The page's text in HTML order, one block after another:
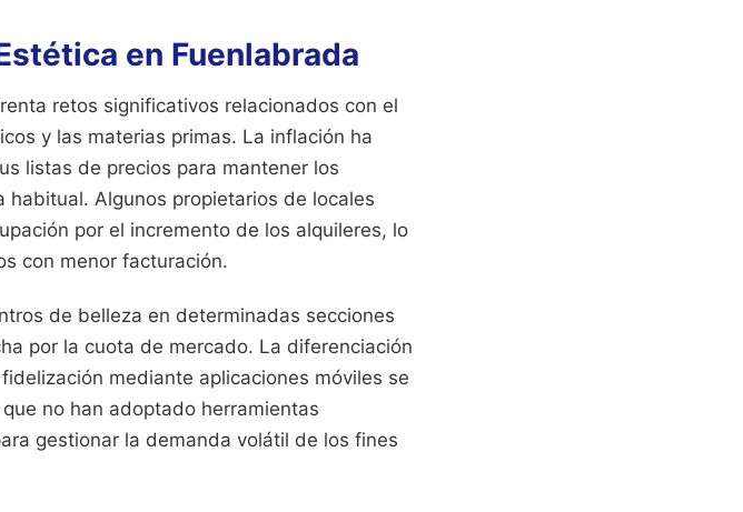
en Fuenlabrada
retos significativos relacionados con el
y las materias primas. La inflación ha
listas de precios para mantener los
Algunos propietarios de locales
por el incremento de los alquileres, lo
con menor facturación.
de belleza en determinadas secciones
por la cuota de mercado. La diferenciación
mediante aplicaciones móviles se
no han adoptado herramientas
gestionar la demanda volátil de los fines